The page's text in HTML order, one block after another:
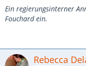
Ein regierungsinterner
Fouchard ein.
Rebecca